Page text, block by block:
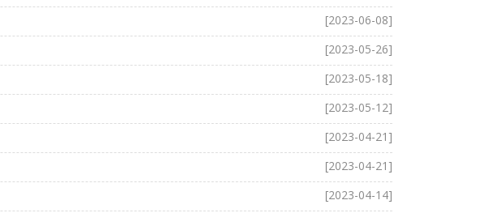
[2023-06-08]
[2023-05-26]
[2023-05-18]
[2023-05-12]
[2023-04-21]
[2023-04-21]
[2023-04-14]